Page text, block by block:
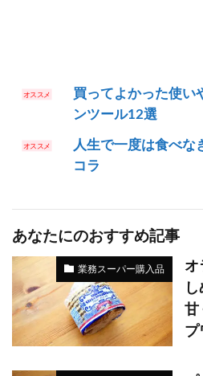
買ってよかった使い
ンツール12選
人生で一度は食べな
コラ
あなたにのおすすめ記事
業務スーパー購入品
オ
甘
プ